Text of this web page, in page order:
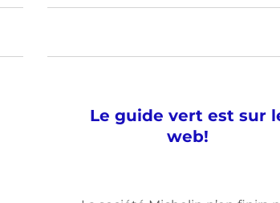
Le guide vert est sur
web!